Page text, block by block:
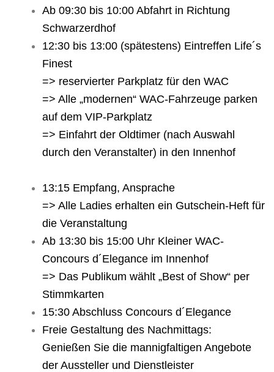
Ab 09:30 bis 10:00 Abfahrt in Richtung
Schwarzerdhof
12:30 bis 13:00 (spätestens) Eintreffen Life´s
Finest
=> reservierter Parkplatz für den WAC
=> Alle „modernen“ WAC-Fahrzeuge parken
auf dem VIP-Parkplatz
=> Einfahrt der Oldtimer (nach Auswahl
durch den Veranstalter) in den Innenhof
13:15 Empfang, Ansprache
=> Alle Ladies erhalten ein Gutschein-Heft für
die Veranstaltung
Ab 13:30 bis 15:00 Uhr Kleiner WAC-
Concours d´Elegance im Innenhof
=> Das Publikum wählt „Best of Show“ per
Stimmkarten
15:30 Abschluss Concours d´Elegance
Freie Gestaltung des Nachmittags:
Genießen Sie die mannigfaltigen Angebote
der Aussteller und Dienstleister